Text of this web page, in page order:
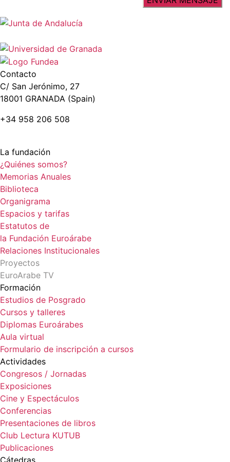
Contacto
C/ San Jerónimo, 27
18001 GRANADA (Spain)
+34 958 206 508
La fundación
¿Quiénes somos?
Memorias Anuales
Biblioteca
Organigrama
Espacios y tarifas
Estatutos de
la Fundación Euroárabe
Relaciones Institucionales
Proyectos
EuroArabe TV
Formación
Estudios de Posgrado
Cursos y talleres
Diplomas Euroárabes
Aula virtual
Formulario de inscripción a cursos
Actividades
Congresos / Jornadas
Exposiciones
Cine y Espectáculos
Conferencias
Presentaciones de libros
Club Lectura KUTUB
Publicaciones